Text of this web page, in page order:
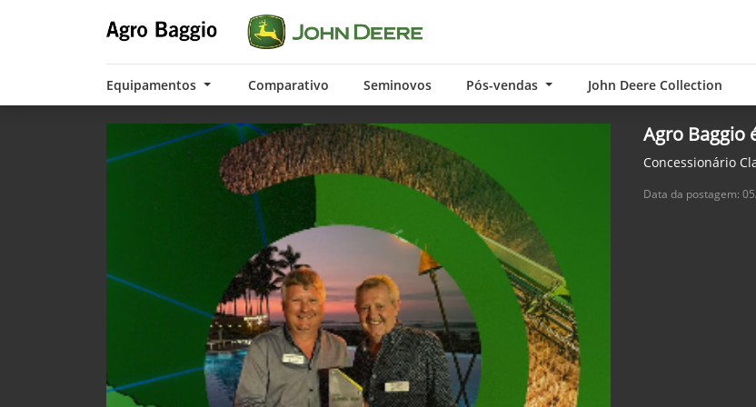
Equipamentos Comparativo Seminovos Pós-vendas John Deere Collection
Agro Baggio
Concessionário
Data da postagem: